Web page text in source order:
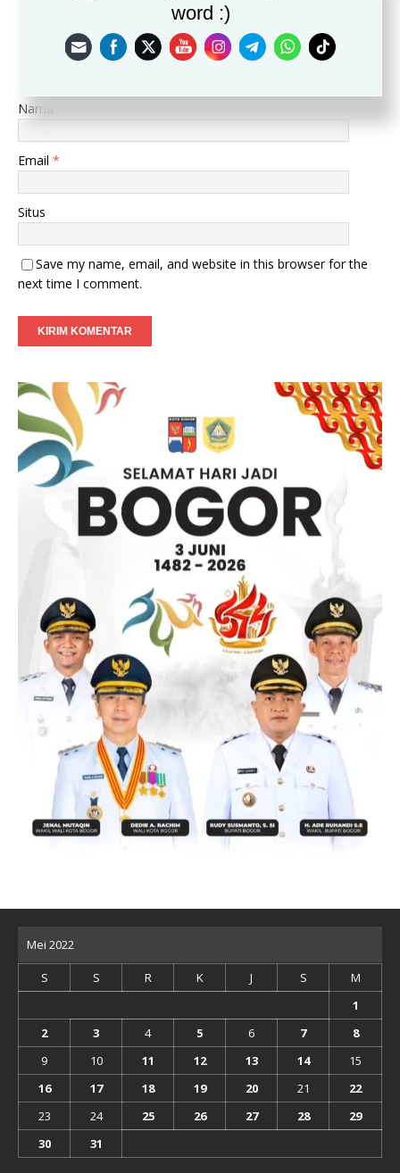
Nama
Email *
Situs
Save my name, email, and website in this browser for the
next time I comment.
Mei 2022
S S R K J S
M
1
2
3 4 5 6 7
8
9
10 11 12 13 14
15
16
17 18 19 20 21
22
23
24 25 26 27 28
29
30
31
word :)